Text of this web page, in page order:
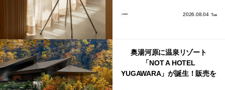
2026.08.04 Tue
奥湯河原に温泉リゾート
「NOT A HOTEL
YUGAWARA」が誕生！販売を